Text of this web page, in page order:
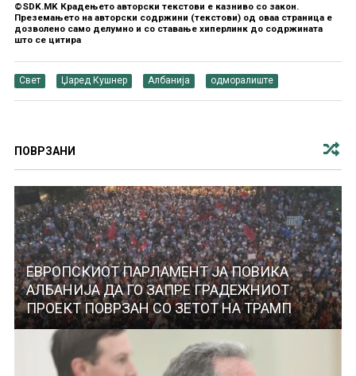
©SDK.MK Крадењето авторски текстови е казниво со закон.
Преземањето на авторски содржини (текстови) од оваа страница е
дозволено само делумно и со ставање хиперлинк до содржината
што се цитира
Свет Џаред Кушнер Албанија одморалиште
ПОВРЗАНИ
ЕВРОПСКИОТ ПАРЛАМЕНТ ЈА ПОВИКА
АЛБАНИЈА ДА ГО ЗАПРЕ ГРАДЕЖНИОТ
ПРОЕКТ ПОВРЗАН СО ЗЕТОТ НА ТРАМП